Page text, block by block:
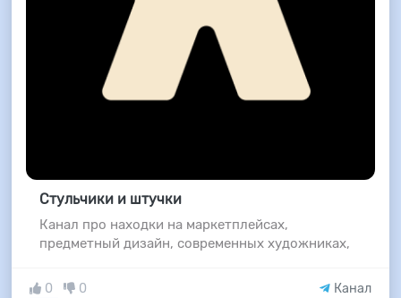
Стульчики и штучки
Канал про находки на маркетплейсах,
предметный дизайн, современных художниках,
0 0 Канал